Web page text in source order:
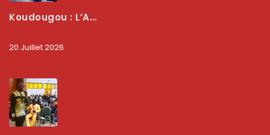
Koudougou : L’ARCEP Renforce Le Dialogue Avec Les Associations De Consommateurs Pour Mieux Protéger Les Usagers
20 Juillet 2026